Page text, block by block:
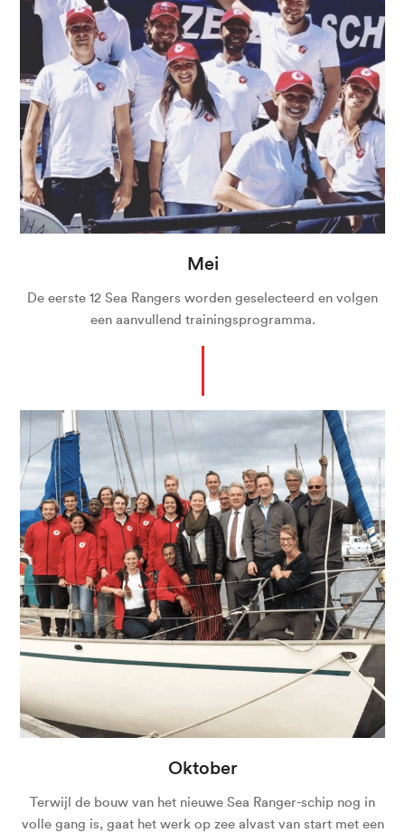
Mei
De eerste 12 Sea Rangers worden geselecteerd en volgen
een aanvullend trainingsprogramma.
Oktober
Terwijl de bouw van het nieuwe Sea Ranger-schip nog in
volle gang is, gaat het werk op zee alvast van start met een